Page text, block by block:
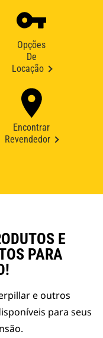
Opções
De
Locação
Encontrar
Revendedor
E
PARA
e outros
para seus